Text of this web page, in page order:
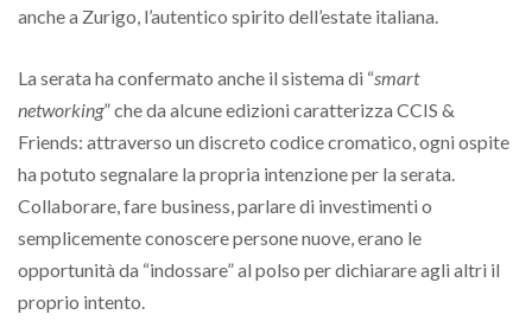
anche a Zurigo, l’autentico spirito dell’estate italiana.
La serata ha confermato anche il sistema di “smart
networking” che da alcune edizioni caratterizza CCIS &
Friends: attraverso un discreto codice cromatico, ogni ospite
ha potuto segnalare la propria intenzione per la serata.
Collaborare, fare business, parlare di investimenti o
semplicemente conoscere persone nuove, erano le
opportunità da “indossare” al polso per dichiarare agli altri il
proprio intento.